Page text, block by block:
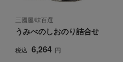
三國屋/味百選
うみべのしおのり詰合せ
税込 6,264 円